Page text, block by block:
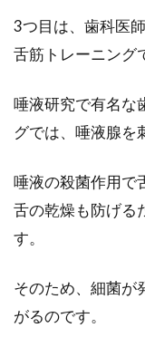
3つ目は、歯科医
舌筋トレーニング
唾液研究で有名な
グでは、唾液腺を
唾液の殺菌作用で
舌の乾燥も防げる
す。
そのため、細菌が
がるのです。